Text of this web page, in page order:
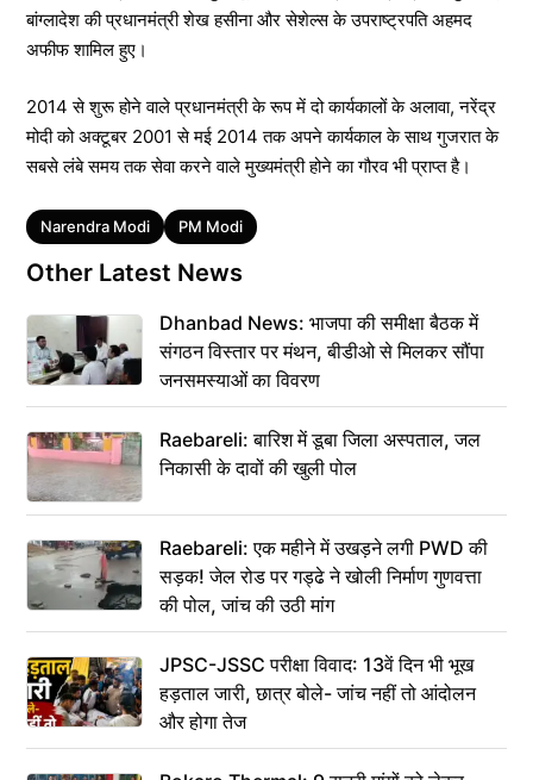
बांग्लादेश की प्रधानमंत्री शेख हसीना और सेशेल्स के उपराष्ट्रपति अहमद
अफीफ शामिल हुए।
2014 से शुरू होने वाले प्रधानमंत्री के रूप में दो कार्यकालों के अलावा, नरेंद्र
मोदी को अक्टूबर 2001 से मई 2014 तक अपने कार्यकाल के साथ गुजरात के
सबसे लंबे समय तक सेवा करने वाले मुख्यमंत्री होने का गौरव भी प्राप्त है।
Tags
Narendra Modi PM Modi
Other Latest News
Dhanbad News: भाजपा की समीक्षा बैठक में
संगठन विस्तार पर मंथन, बीडीओ से मिलकर सौंपा
जनसमस्याओं का विवरण
Raebareli: बारिश में डूबा जिला अस्पताल, जल
निकासी के दावों की खुली पोल
Raebareli: एक महीने में उखड़ने लगी PWD की
सड़क! जेल रोड पर गड्ढे ने खोली निर्माण गुणवत्ता
की पोल, जांच की उठी मांग
JPSC-JSSC परीक्षा विवाद: 13वें दिन भी भूख
हड़ताल जारी, छात्र बोले- जांच नहीं तो आंदोलन
और होगा तेज